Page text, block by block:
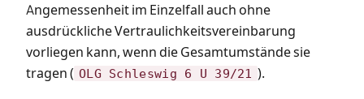
Angemessenheit im Einzelfall auch ohne
ausdrückliche Vertraulichkeitsvereinbarung
vorliegen kann, wenn die Gesamtumstände sie
tragen ( OLG Schleswig 6 U 39/21 ).